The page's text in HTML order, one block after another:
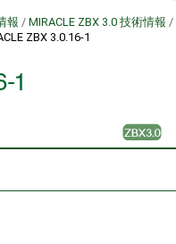
報 / MIRACLE ZBX 3.0 技術情報 /
ZBX 3.0.16-1
1